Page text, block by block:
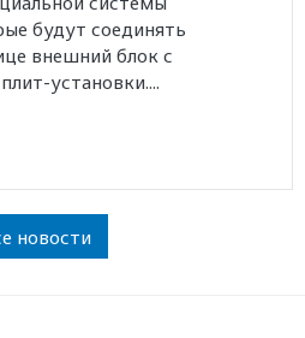
будут соединять
внешний блок с
установки....
новости